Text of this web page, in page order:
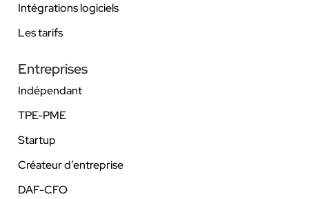
Intégrations logiciels
Les tarifs
Entreprises
Indépendant
TPE-PME
Startup
Créateur d’entreprise
DAF-CFO